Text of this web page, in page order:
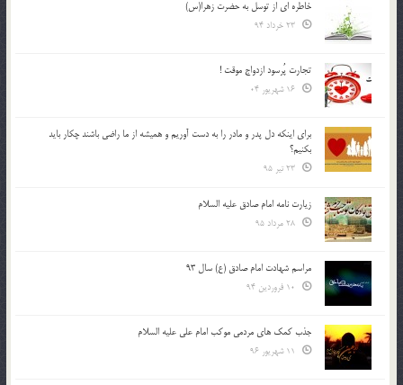
خاطره ای از توسل به حضرت زهرا(س)
تجارت پُرسود ازدواج موقت !
براي اينكه دل پدر و مادر را به دست آوريم و هميشه از ما راضي باشند چكار بايد
بكنيم؟
زیارت نامه امام صادق علیه السلام
مراسم شهادت امام صادق (ع) سال 93
جذب کمک های مردمی موکب امام علی علیه السلام